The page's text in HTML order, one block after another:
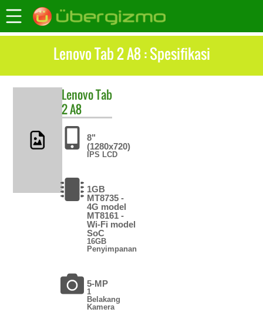
Lenovo Tab 2 A8 : Spesifikasi
LenovoTab
2 A8
8"
(1280x720)
IPS LCD
1GB
MT8735 -
4G model
MT8161 -
Wi-Fi model
SoC
16GB
Penyimpanan
5-MP
1
Belakang
Kamera